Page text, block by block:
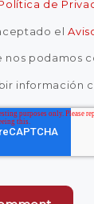
de
el
podamos
información